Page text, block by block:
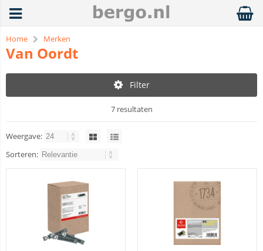
Home Merken
Van Oordt
Filter
7 resultaten
Weergave:
Sorteren: